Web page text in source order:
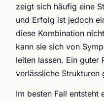
zeigt sich häufig eine
und Erfolg ist jedoch
diese Kombination
kann sie sich von
leiten lassen. Ein guter
verlässliche Strukturen
Im besten Fall entsteht